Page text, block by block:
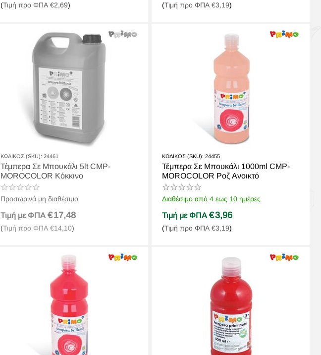
(Τιμή προ ΦΠΑ €2,69) (Τιμή προ ΦΠΑ €3,19)
ΚΩΔΙΚΟΣ (SKU): 24461
Τέμπερα Σε Μπουκάλι 5lt CMP-
MOROCOLOR Κόκκινο
Προσωρινά μη διαθέσιμο
Τιμή με ΦΠΑ €17,48
(Τιμή προ ΦΠΑ €14,10)
ΚΩΔΙΚΟΣ (SKU): 24455
Τέμπερα Σε Μπουκάλι 1000ml CMP-
MOROCOLOR Ροζ Ανοικτό
Διαθέσιμο από 4 εως 10 ημέρες
Τιμή με ΦΠΑ €3,96
(Τιμή προ ΦΠΑ €3,19)